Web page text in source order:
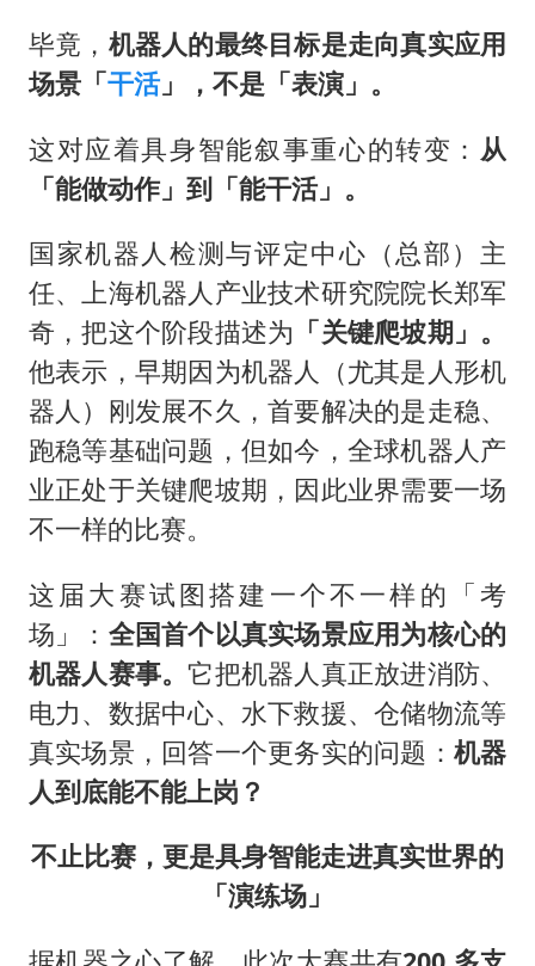
毕竟， 机器人的最终目标是走向真实应用
场景「干活」，不是「表演」。
这对应着具身智能叙事重心的转变： 从
「能做动作」到「能干活」。
国家机器人检测与评定中心（总部）主
任、上海机器人产业技术研究院院长郑军
奇，把这个阶段描述为 「关键爬坡期」。
他表示，早期因为机器人（尤其是人形机
器人）刚发展不久，首要解决的是走稳、
跑稳等基础问题，但如今，全球机器人产
业正处于关键爬坡期，因此业界需要一场
不一样的比赛。
这届大赛试图搭建一个不一样的「考
场」： 全国首个以真实场景应用为核心的
机器人赛事。它把机器人真正放进消防、
电力、数据中心、水下救援、仓储物流等
真实场景，回答一个更务实的问题： 机器
人到底能不能上岗？
不止比赛，更是具身智能走进真实世界的
「演练场」